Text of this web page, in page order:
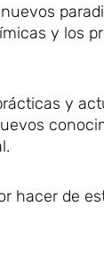
y los
y
hacer de